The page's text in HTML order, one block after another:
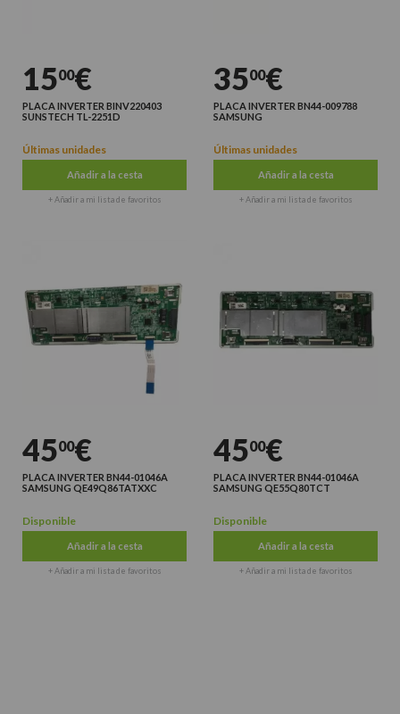
1500€
PLACA INVERTER BINV220403
SUNSTECH TL-2251D
Últimas unidades
Añadir a la cesta
+ Añadir a mi lista de favoritos
3500€
PLACA INVERTER BN44-009788
SAMSUNG
Últimas unidades
Añadir a la cesta
+ Añadir a mi lista de favoritos
4500€
PLACA INVERTER BN44-01046A
SAMSUNG QE49Q86TATXXC
Disponible
Añadir a la cesta
+ Añadir a mi lista de favoritos
4500€
PLACA INVERTER BN44-01046A
SAMSUNG QE55Q80TCT
Disponible
Añadir a la cesta
+ Añadir a mi lista de favoritos